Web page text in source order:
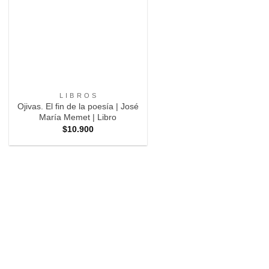
L I B R O S
Ojivas. El fin de la poesía | José
María Memet | Libro
$10.900